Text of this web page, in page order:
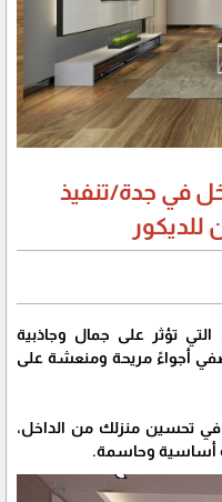
في جدة/تنفيذ
تؤثر على جمال وجاذبية
أجواءً مريحة ومنعشة على
تحسين منزلك من الداخل،
أساسية وحاسمة.